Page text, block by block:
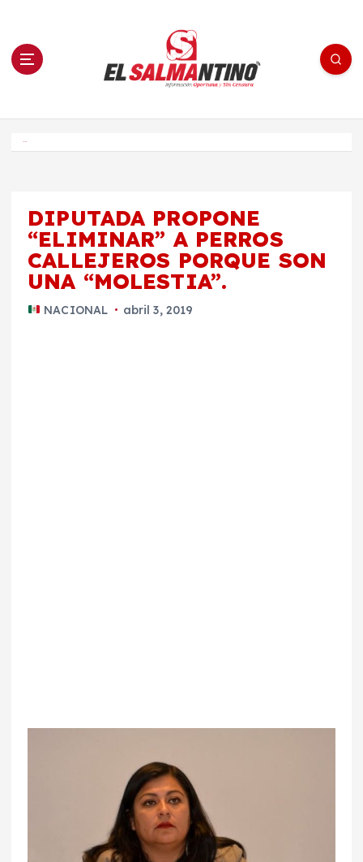
n El Salmantino - medios/noticias/editorial
DIPUTADA PROPONE
“ELIMINAR” A PERROS
CALLEJEROS PORQUE SON
UNA “MOLESTIA”.
NACIONAL abril 3, 2019